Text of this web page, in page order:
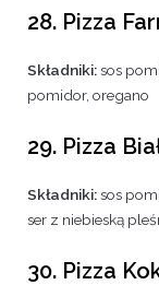
28. Pizza
Składniki:sos
pomidor, oregano
29. Pizza
Składniki:sos
ser z niebieską
30. Pizza